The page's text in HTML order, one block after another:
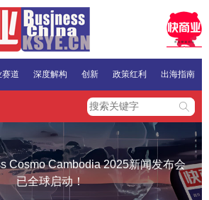
赛道 深度解构 创新 政策红利 出海指南
Cosmo Cambodia 2025新闻发布会
已全球启动！